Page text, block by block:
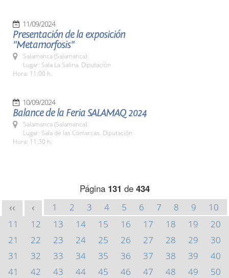
11/09/2024
Presentación de la exposición
"Metamorfosis"
Salamanca (Salamanca)
Lugar: Sala La Salina. Diputación
Hora: 11:00 h.
10/09/2024
Balance de la Feria SALAMAQ 2024
Salamanca (Salamanca)
Lugar: Sala de las Comarcas. Diputación
Hora: 11:30 h.
Página 131 de 434
<< < 1 2 3 4 5 6 7 8 9
10
11
12 13 14 15 16 17 18 19
20
21
22 23 24 25 26 27 28 29
30
31
32 33 34 35 36 37 38 39
40
41
42 43 44 45 46 47 48 49
50